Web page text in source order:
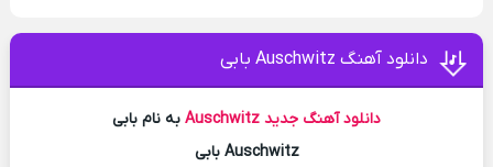
دانلود آهنگ Auschwitz بابی
دانلود آهنگ جدید Auschwitz به نام بابی
Auschwitz بابی